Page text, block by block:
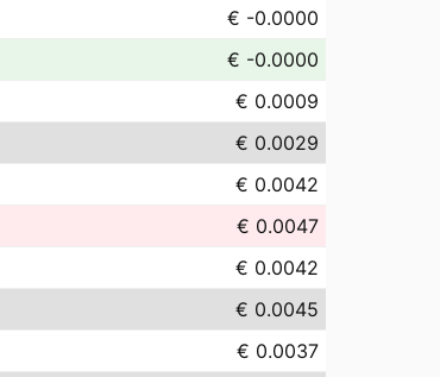
€ -0.0000
€ -0.0000
€ 0.0009
€ 0.0029
€ 0.0042
€ 0.0047
€ 0.0042
€ 0.0045
€ 0.0037